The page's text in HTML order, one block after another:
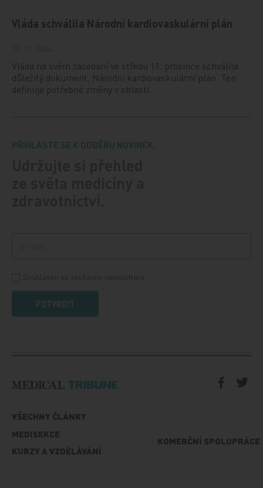
Vláda schválila Národní kardiovaskulární plán
Vláda na svém zasedání ve středu 11. prosince schválila
důležitý dokument, Národní kardiovaskulární plán. Ten
definuje potřebné změny v oblasti…
PŘIHLASTE SE K ODBĚRU NOVINEK.
POTVRDIT
VŠECHNY ČLÁNKY
MEDISEKCE
KURZY A VZDĚLÁVÁNÍ
KOMERČNÍ SPOLUPRÁCE